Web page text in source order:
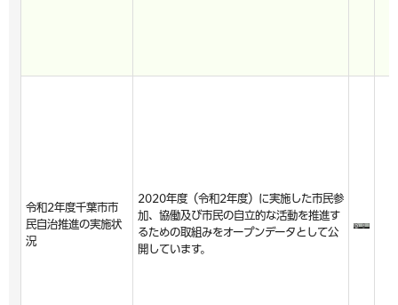
令和2年度千葉市市
民自治推進の実施状
況
2020年度（令和2年度）に実施した市民参
加、協働及び市民の自立的な活動を推進す
るための取組みをオープンデータとして公
開しています。